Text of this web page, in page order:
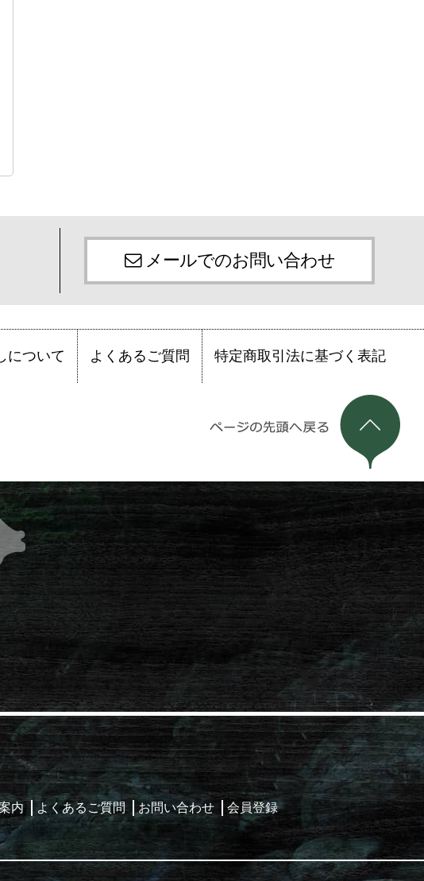
メールでのお問い合わせ
について よくあるご質問 特定商取引法に基づく表記
内 よくあるご質問 お問い合わせ 会員登録